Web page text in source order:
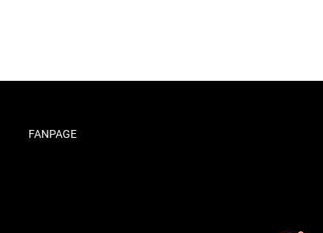
FANPAGE